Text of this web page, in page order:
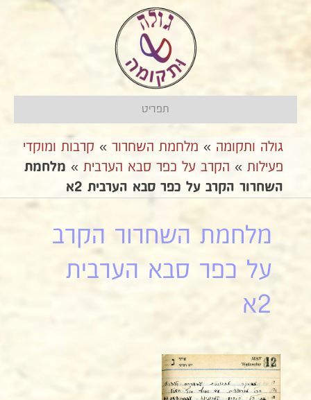
תפריט
גולה ותקומה » מלחמת השחרור » קרבות ומוקדי
פעילות » הקרב על כפר סבא הערבית » מלחמת
השחרור הקרב על כפר סבא הערבית 2א
מלחמת השחרור הקרב
על כפר סבא הערבית
2א